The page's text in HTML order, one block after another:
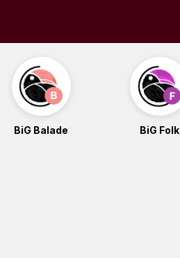
BiG Balade BiG Folk